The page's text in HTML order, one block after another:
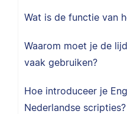
Wat is de functie van
Waarom moet je de
vaak gebruiken?
Hoe introduceer je
Nederlandse scripties?